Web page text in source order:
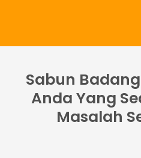
Sabun
Anda Yang
Masalah